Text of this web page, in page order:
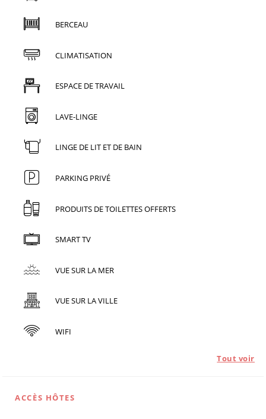
BERCEAU
CLIMATISATION
ESPACE DE TRAVAIL
LAVE-LINGE
LINGE DE LIT ET DE BAIN
PARKING PRIVÉ
PRODUITS DE TOILETTES OFFERTS
SMART TV
VUE SUR LA MER
VUE SUR LA VILLE
WIFI
Tout voir
ACCÈS HÔTES